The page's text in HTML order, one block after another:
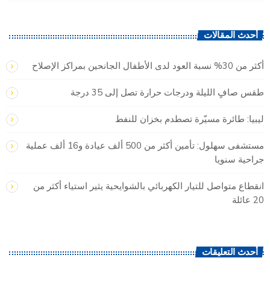
أحدث المقالات
أكثر من 30% نسبة العود لدى الأطفال الجانحين بمراكز الإصلاح
طقس صافٍ الليلة ودرجات حرارة تصل إلى 35 درجة
ليبيا: طائرة مسيّرة تصطدم بخزان للنفط
مستشفى سهلول: تأمين أكثر من 500 ألف عيادة و16 ألف عملية
جراحية سنويا
انقطاع متواصل للتيار الكهربائي بالشوايحية يثير استياء أكثر من
20 عائلة
أحدث التعليقات